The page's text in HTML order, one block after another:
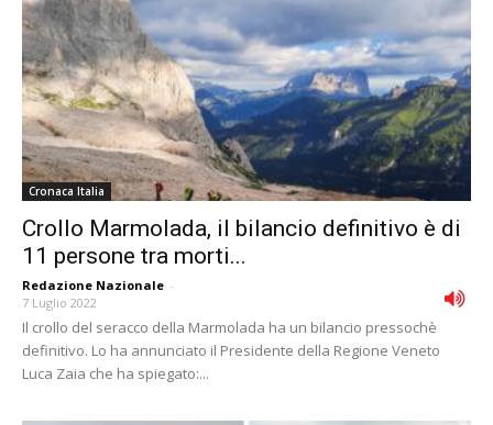
Cronaca Italia
Crollo Marmolada, il bilancio definitivo è di
11 persone tra morti...
Redazione Nazionale -
7 Luglio 2022
Il crollo del seracco della Marmolada ha un bilancio pressochè
definitivo. Lo ha annunciato il Presidente della Regione Veneto
Luca Zaia che ha spiegato:...